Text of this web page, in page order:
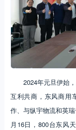
2024年元旦伊始
互利共商，东风商用
作、与纵宇物流和英
月16日，800台东风